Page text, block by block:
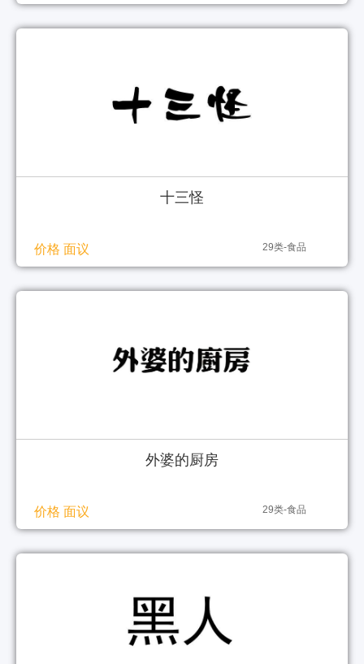
十三怪
价格 面议 29类-食品
外婆的厨房
价格 面议 29类-食品